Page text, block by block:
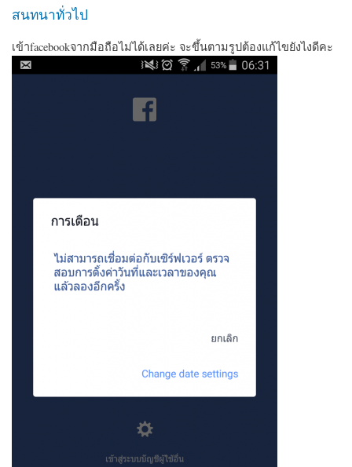
สนทนาทั่วไป
เข้าfacebookจากมือถือไม่ได้เลยค่ะ จะขึ้นตามรูปต้องแก้ไขยังไงดีคะ